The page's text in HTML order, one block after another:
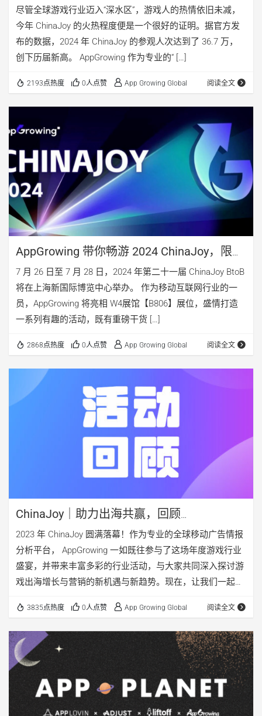
AppGrowing 助力出海共赢
尽管全球游戏行业迈入“深水区”，游戏人的热情依旧未减，
今年 ChinaJoy 的火热程度便是一个很好的证明。据官方发
布的数据，2024 年 ChinaJoy 的参观人次达到了 36.7 万，
创下历届新高。 AppGrowing 作为专业的“ […]
2193点热度 0人点赞 App Growing Global 阅读全文
AppGrowing 带你畅游 2024 ChinaJoy，限量
门票大放送！
7 月 26 日至 7 月 28 日，2024 年第二十一届 ChinaJoy BtoB
将在上海新国际博览中心举办。 作为移动互联网行业的一
员，AppGrowing 将亮相 W4展馆【B806】展位，盛情打造
一系列有趣的活动，既有重磅干货 […]
2868点热度 0人点赞 App Growing Global 阅读全文
ChinaJoy｜助力出海共赢，回顾
AppGrowing 2023 CJ 之旅
2023 年 ChinaJoy 圆满落幕！作为专业的全球移动广告情报
分析平台， AppGrowing 一如既往参与了这场年度游戏行业
盛宴，并带来丰富多彩的行业活动，与大家共同深入探讨游
戏出海增长与营销的新机遇与新趋势。现在，让我们一起来
3835点热度 0人点赞 App Growing Global 阅读全文